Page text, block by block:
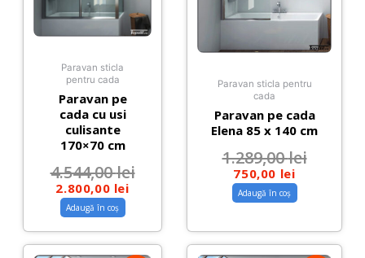
Paravan sticla
pentru cada
Paravan pe
cada cu usi
culisante
170×70 cm
4.544,00lei
2.800,00 lei
Adaugă în coș
Paravan sticla pentru
cada
Paravan pe cada
Elena 85 x 140 cm
1.289,00lei
750,00 lei
Adaugă în coș